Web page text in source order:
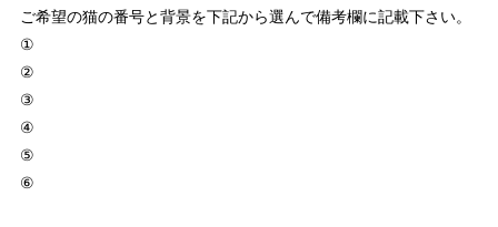
ご希望の猫の番号と背景を下記から選んで備考欄に記載下さい。
①
②
③
④
⑤
⑥